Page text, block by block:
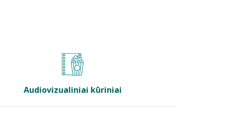
Audiovizualiniai kūriniai